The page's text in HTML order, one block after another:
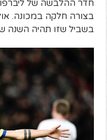
חדר ההלבשה של
בצורה חלקה במכונה.
בשביל שזו תהיה השנה